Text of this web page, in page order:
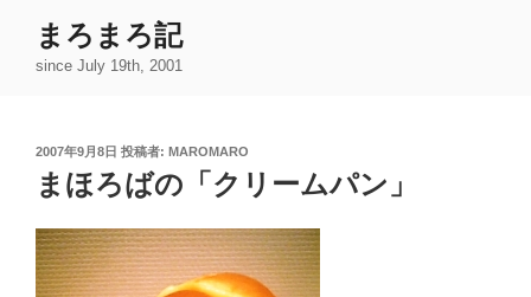
まろまろ記
since July 19th, 2001
投
日:
2007年9月8日 投稿者: MAROMARO
まほろばの「クリームパン」